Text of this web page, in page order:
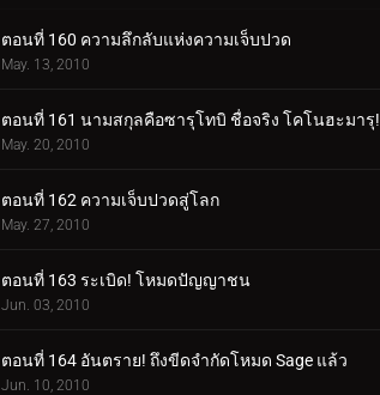
ตอนที่ 160 ความลึกลับแห่งความเจ็บปวด
May. 13, 2010
ตอนที่ 161 นามสกุลคือซารุโทบิ ชื่อจริง โคโนฮะมารุ!
May. 20, 2010
ตอนที่ 162 ความเจ็บปวดสู่โลก
May. 27, 2010
ตอนที่ 163 ระเบิด! โหมดปัญญาชน
Jun. 03, 2010
ตอนที่ 164 อันตราย! ถึงขีดจำกัดโหมด Sage แล้ว
Jun. 10, 2010